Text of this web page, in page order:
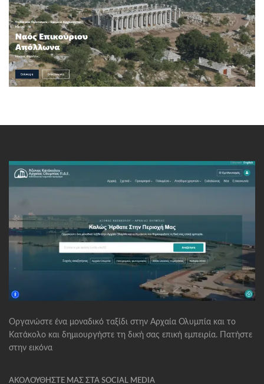
Οργανώστε ένα μοναδικό ταξίδι στην Αρχαία Ολυμπία και το
Κατάκολο και δημιουργήστε τη δική σας επική εμπειρία. Πατήστε
στην εικόνα
ΑΚΟΛΟΥΘΉΣΤΕ ΜΑΣ ΣΤΑ SOCIAL MEDIA